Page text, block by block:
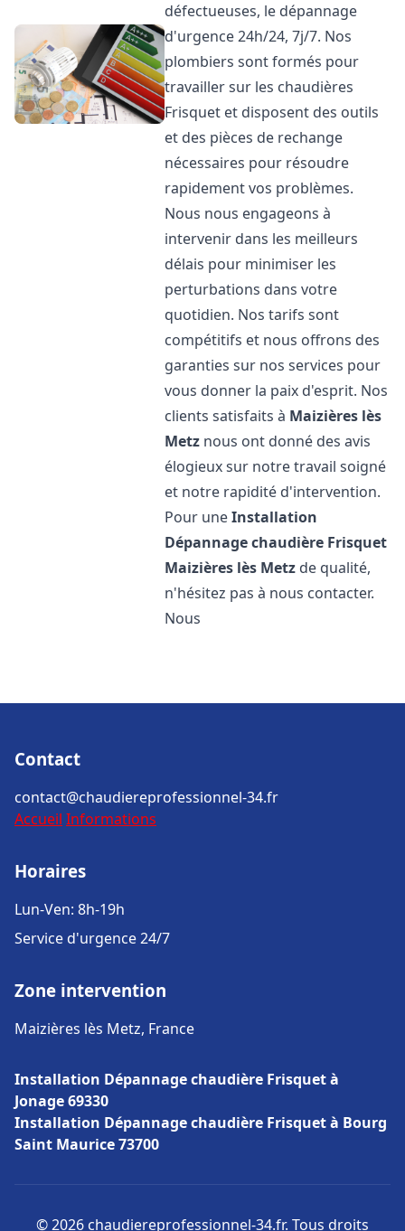
défectueuses, le dépannage
d'urgence 24h/24, 7j/7. Nos
plombiers sont formés pour
travailler sur les chaudières
Frisquet et disposent des outils
et des pièces de rechange
nécessaires pour résoudre
rapidement vos problèmes.
Nous nous engageons à
intervenir dans les meilleurs
délais pour minimiser les
perturbations dans votre
quotidien. Nos tarifs sont
compétitifs et nous offrons des
garanties sur nos services pour
vous donner la paix d'esprit. Nos
clients satisfaits à Maizières lès
Metz nous ont donné des avis
élogieux sur notre travail soigné
et notre rapidité d'intervention.
Pour uneInstallation
Dépannage chaudière Frisquet
Maizières lès Metz de qualité,
n'hésitez pas à nous contacter.
Nous
Contact
contact@chaudiereprofessionnel-34.fr
Accueil Informations
Horaires
Lun-Ven: 8h-19h
Service d'urgence 24/7
Zone intervention
Maizières lès Metz, France
Installation Dépannage chaudière Frisquet à
Jonage 69330
Installation Dépannage chaudière Frisquet à Bourg
Saint Maurice 73700
© 2026 chaudiereprofessionnel-34.fr. Tous droits